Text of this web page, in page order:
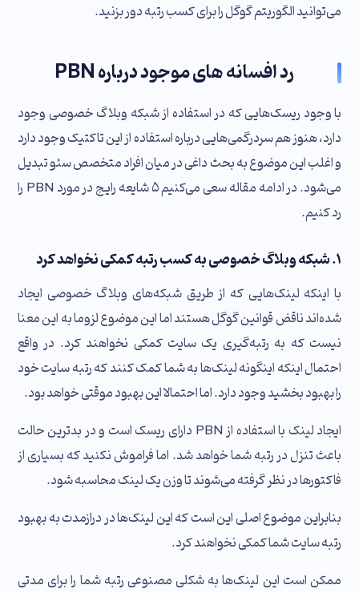
می‌توانید الگوریتم گوگل را برای کسب رتبه دور بزنید.
رد افسانه‌ های موجود درباره PBN
با وجود ریسک‌هایی که در استفاده از شبکه وبلاگ خصوصی وجود
دارد، هنوز هم سردرگمی‌هایی درباره استفاده از این تاکتیک وجود دارد
و اغلب این موضوع به بحث داغی در میان افراد متخصص سئو تبدیل
می‌شود. در ادامه مقاله سعی می‌کنیم ۵ شایعه‌ رایج در مورد PBN را
رد کنیم.
۱. شبکه وبلاگ خصوصی به کسب رتبه کمکی نخواهد کرد
با اینکه لینک‌هایی که از طریق شبکه‌های وبلاگ خصوصی ایجاد
شده‌اند ناقض قوانین گوگل هستند اما این موضوع لزوما به این معنا
نیست که به رتبه‌گیری یک سایت کمکی نخواهند کرد. در واقع
احتمال اینکه اینگونه لینک‌ها به شما کمک کنند که رتبه سایت خود
را بهبود بخشید وجود دارد. اما احتمالا این بهبود موقتی خواهد بود.
ایجاد لینک با استفاده از PBN دارای ریسک است و در بدترین حالت
باعث تنزل در رتبه شما خواهد شد. اما فراموش نکنید که بسیاری از
فاکتورها در نظر گرفته می‌شوند تا وزن یک لینک محاسبه شود.
بنابراین موضوع اصلی این است که این لینک‌ها در درازمدت به بهبود
رتبه سایت شما کمکی نخواهند کرد.
ممکن است این لینک‌ها به شکلی مصنوعی رتبه شما را برای مدتی